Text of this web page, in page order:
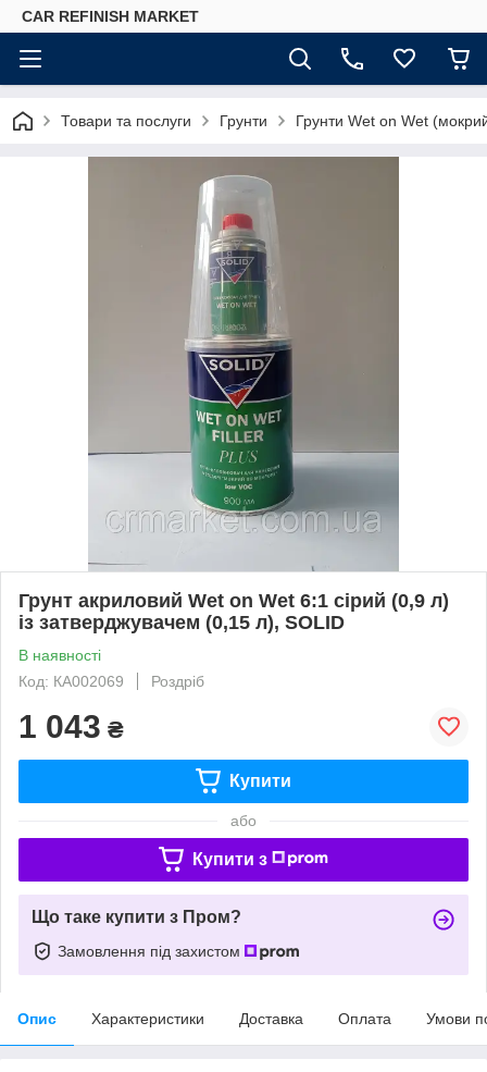
CAR REFINISH MARKET
Товари та послуги Грунти Грунти Wet on Wet
Грунт акриловий Wet on Wet 6:1 сірий (0,9 л)
із затверджувачем (0,15 л), SOLID
В наявності
Код: КА002069
Роздріб
1 043 ₴
Купити
або
Купити з
Що таке купити з Пром?
Замовлення під захистом
Опис Характеристики Доставка Оплата Умови